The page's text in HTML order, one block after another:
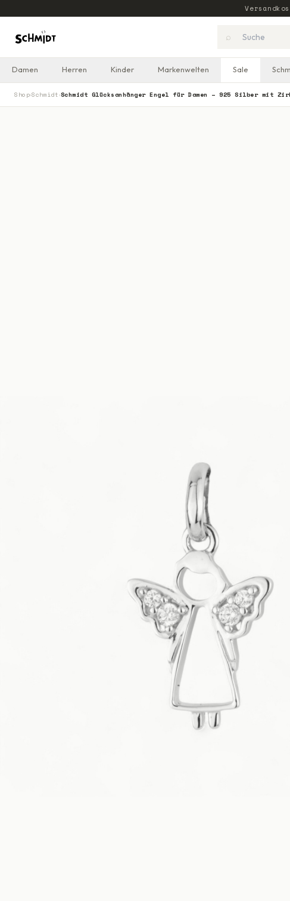
⌕
Damen Herren Kinder Markenwelten Sale
Shop›Schmidt ›Schmidt Glücksanhänger Engel für Damen – 925 Silber mit